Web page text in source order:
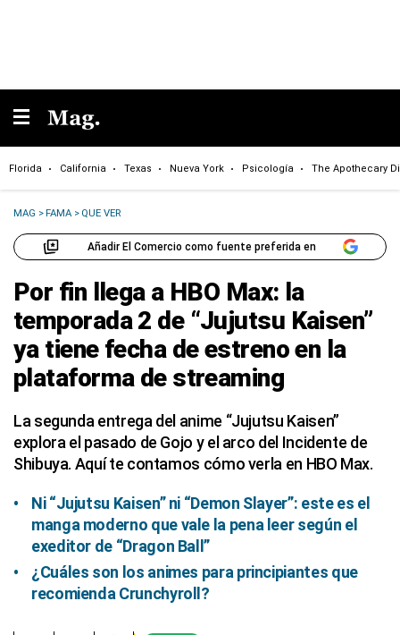
Florida California Texas Nueva York Psicología The Apothecary
MAG >FAMA > QUE VER
Añadir El Comercio como fuente preferida en
Por fin llega a HBO Max: la
temporada 2 de “Jujutsu Kaisen”
ya tiene fecha de estreno en la
plataforma de streaming
La segunda entrega del anime “Jujutsu Kaisen”
explora el pasado de Gojo y el arco del Incidente de
Shibuya. Aquí te contamos cómo verla en HBO Max.
Ni “Jujutsu Kaisen” ni “Demon Slayer”: este es el
manga moderno que vale la pena leer según el
exeditor de “Dragon Ball”
¿Cuáles son los animes para principiantes que
recomienda Crunchyroll?